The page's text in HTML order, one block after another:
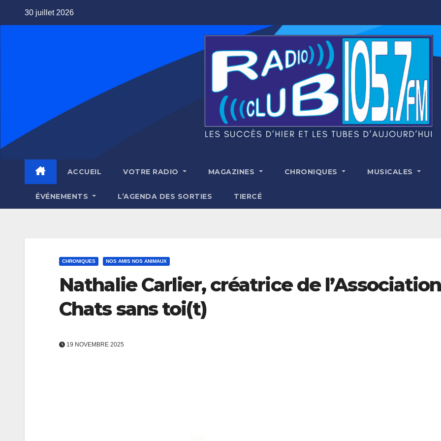
30 juillet 2026
ACCUEIL VOTRE RADIO MAGAZINES CHRONIQUES MUSICALES
ÉVÉNEMENTS L’AGENDA DES SORTIES TIERCÉ
CHRONIQUES NOS AMIS NOS ANIMAUX
Nathalie Carlier, créatrice de l’Association
Chats sans toi(t)
19 NOVEMBRE 2025